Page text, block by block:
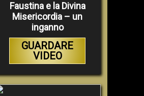
Faustina e la Divina
Misericordia – un
inganno
GUARDARE
VIDEO